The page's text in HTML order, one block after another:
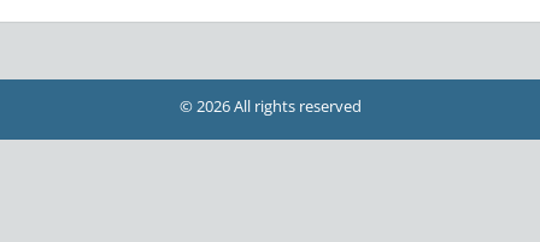
© 2026 All rights reserved